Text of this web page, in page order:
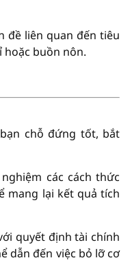
đề liên quan đến tiêu
hoặc buồn nôn.
chỗ đứng tốt, bắt
các cách thức
mang lại kết quả tích
quyết định tài chính
dẫn đến việc bỏ lỡ cơ